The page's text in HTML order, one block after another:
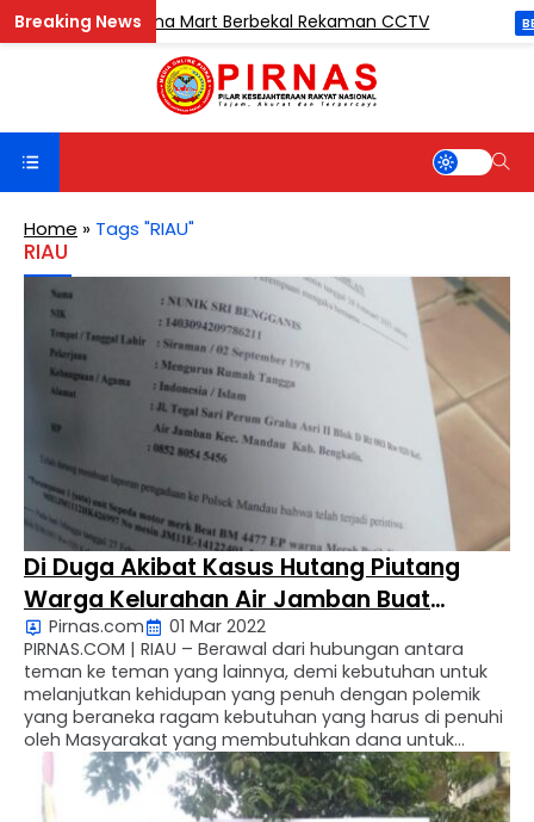
di Madina Mart Berbekal Rekaman CCTV
Home » Tags "RIAU"
RIAU
Di Duga Akibat Kasus Hutang Piutang
Warga Kelurahan Air Jamban Buat
Laporan Ke Polsek Mandau
Pirnas.com
01 Mar 2022
PIRNAS.COM | RIAU – Berawal dari hubungan antara
teman ke teman yang lainnya, demi kebutuhan untuk
melanjutkan kehidupan yang penuh dengan polemik
yang beraneka ragam kebutuhan yang harus di penuhi
oleh Masyarakat yang membutuhkan dana untuk
menjalani kehidupan yang penuh dengan Polimek yang
beraneka ragam, maka akibat kebutuhan tersebut
terjadi lah hutang piutang antara satu …